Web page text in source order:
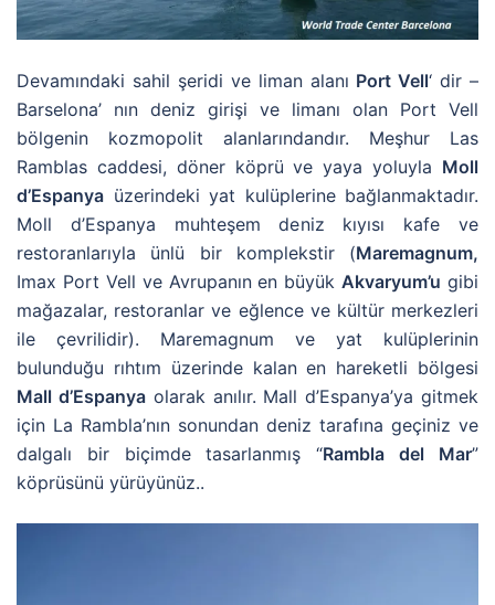
Devamındaki sahil şeridi ve liman alanı Port Vell‘ dir –
Barselona’ nın deniz girişi ve limanı olan Port Vell
bölgenin kozmopolit alanlarındandır. Meşhur Las
Ramblas caddesi, döner köprü ve yaya yoluyla Moll
d’Espanya üzerindeki yat kulüplerine bağlanmaktadır.
Moll d’Espanya muhteşem deniz kıyısı kafe ve
restoranlarıyla ünlü bir komplekstir (Maremagnum,
Imax Port Vell ve Avrupanın en büyükAkvaryum’u gibi
mağazalar, restoranlar ve eğlence ve kültür merkezleri
ile çevrilidir). Maremagnum ve yat kulüplerinin
bulunduğu rıhtım üzerinde kalan en hareketli bölgesi
Mall d’Espanyaolarak anılır. Mall d’Espanya’ya gitmek
için La Rambla’nın sonundan deniz tarafına geçiniz ve
dalgalı bir biçimde tasarlanmış “Rambla del Mar”
köprüsünü yürüyünüz..